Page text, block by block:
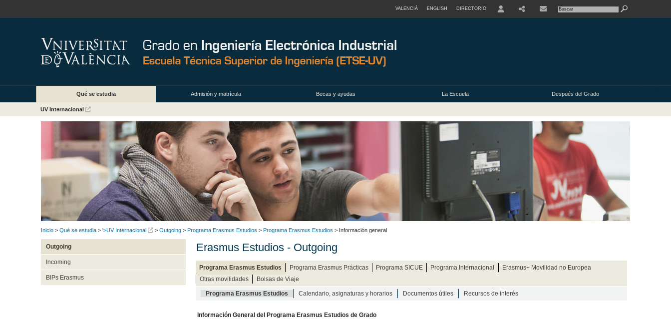
VALENCIÀ ENGLISH DIRECTORIO
Qué se estudia Admisión y matrícula Becas y ayudas La Escuela Después del Grado
UV Internacional
Inicio > Qué se estudia > '>UV Internacional > Outgoing > Programa Erasmus Estudios > Programa Erasmus Estudios > Información general
Outgoing
Incoming
BIPs Erasmus
Erasmus Estudios - Outgoing
Programa Erasmus Estudios Programa Erasmus Prácticas Programa SICUE Programa Internacional
Erasmus+ Movilidad no Europea
Otras movilidades
Bolsas de Viaje
Programa Erasmus Estudios Calendario, asignaturas y horarios Documentos útiles Recursos de interés
Información General del Programa Erasmus Estudios de Grado